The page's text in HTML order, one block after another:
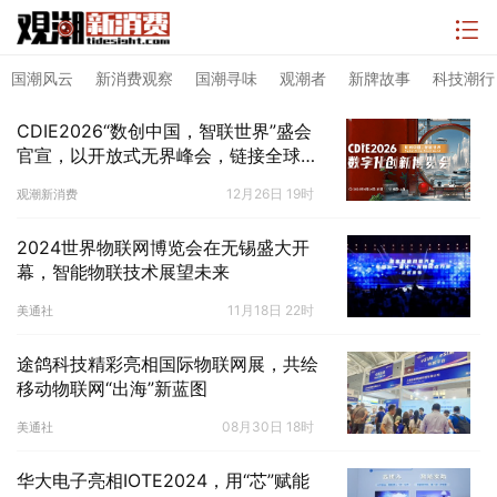
国潮风云 新消费观察 国潮寻味 观潮者 新牌故事 科技潮行
CDIE2026“数创中国，智联世界”盛会
官宣，以开放式无界峰会，链接全球数
观潮新消费 12月26日 19时
2024世界物联网博览会在无锡盛大开
幕，智能物联技术展望未来
美通社 11月18日 22时
途鸽科技精彩亮相国际物联网展，共绘
移动物联网“出海”新蓝图
美通社 08月30日 18时
华大电子亮相IOTE2024，用“芯”赋能